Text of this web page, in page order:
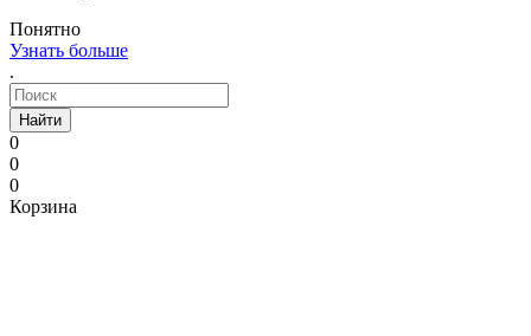
Понятно
Узнать больше
.
Найти
0
0
0
Корзина